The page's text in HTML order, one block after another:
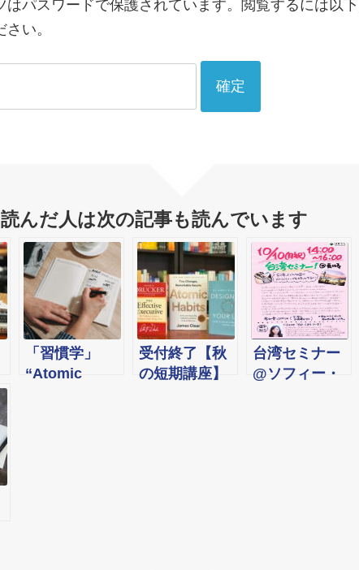
はパスワードで保護されています。閲覧するには以
い。
んだ人は次の記事も読んでいます
「習慣学」
“Atomic
受付終了【秋
の短期講座】
台湾セミナー
@ソフィー・